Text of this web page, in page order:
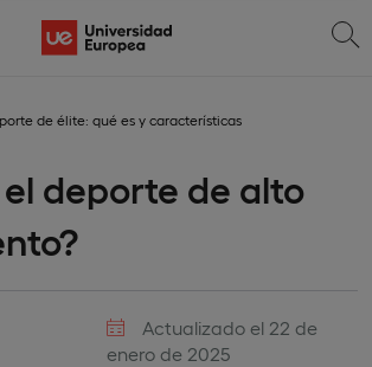
de élite: qué es y características
deporte de alto
Actualizado el 22 de
enero de 2025